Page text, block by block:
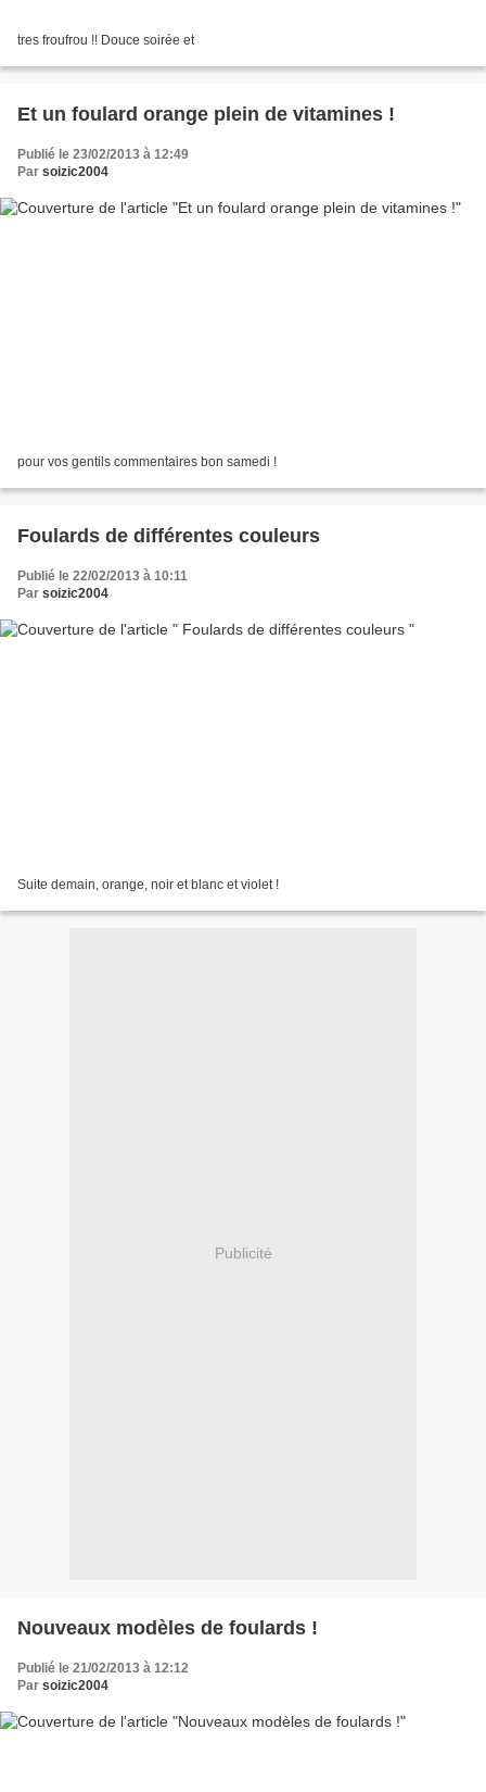
tres froufrou !! Douce soirée et
Et un foulard orange plein de vitamines !
Publié le 23/02/2013 à 12:49
Par soizic2004
pour vos gentils commentaires bon samedi !
Foulards de différentes couleurs
Publié le 22/02/2013 à 10:11
Par soizic2004
Suite demain, orange, noir et blanc et violet !
Publicité
Nouveaux modèles de foulards !
Publié le 21/02/2013 à 12:12
Par soizic2004